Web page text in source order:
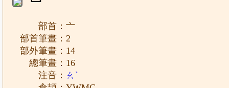
部首：亠
部首筆畫：2
部外筆畫：14
總筆畫：16
注音： ㄠˋ